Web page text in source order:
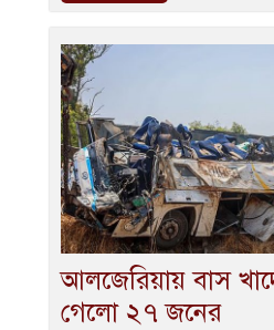
আলজেরিয়ায় বাস
গেলো ২৭ জনের